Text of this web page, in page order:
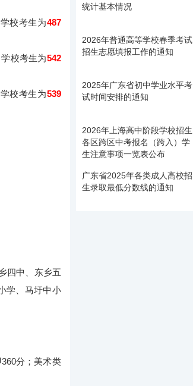
校考生为487
校考生为542
校考生为539
四中、东乡五
学、马圩中小
分；美术类
统计基本情况
2026年普通高等学校春季考试
招生志愿填报工作的通知
2025年广东省初中学业水平考
试时间安排的通知
2026年上海高中阶段学校招生
各区跨区中考报名（跨入）学
生注意事项一览表公布
广东省2025年各类成人高校招
生录取最低分数线的通知